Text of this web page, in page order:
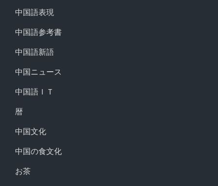
中国語表現
中国語参考書
中国語新語
中国ニュース
中国語ＩＴ
暦
中国文化
中国の食文化
お茶